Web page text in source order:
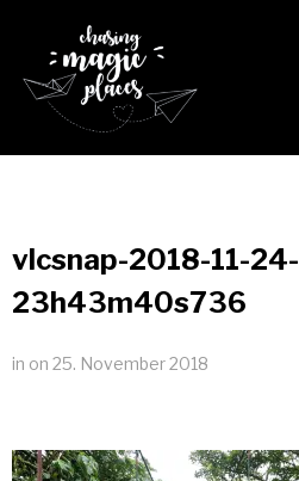
vlcsnap-2018-11-24-
23h43m40s736
in on 25. November 2018